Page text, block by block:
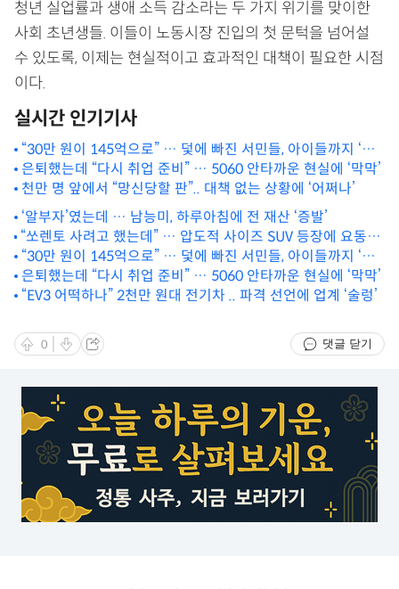
청년 실업률과 생애 소득 감소라는 두 가지 위기를 맞이한
사회 초년생들. 이들이 노동시장 진입의 첫 문턱을 넘어설
수 있도록, 이제는 현실적이고 효과적인 대책이 필요한 시점
이다.
실시간 인기기사
“30만 원이 145억으로” … 덫에 빠진 서민들, 아이들까지 ‘위
태’
은퇴했는데 “다시 취업 준비” … 5060 안타까운 현실에 ‘막막’
천만 명 앞에서 “망신당할 판”.. 대책 없는 상황에 ‘어쩌나’
‘알부자’였는데 … 남능미, 하루아침에 전 재산 ‘증발’
“쏘렌토 사려고 했는데” … 압도적 사이즈 SUV 등장에 요동치
는 아빠들 ‘심장’
“30만 원이 145억으로” … 덫에 빠진 서민들, 아이들까지 ‘위
태’
은퇴했는데 “다시 취업 준비” … 5060 안타까운 현실에 ‘막막’
“EV3 어떡하나” 2천만 원대 전기차 .. 파격 선언에 업계 ‘술렁’
0 댓글 닫기